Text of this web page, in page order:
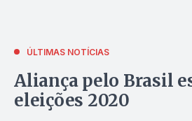
ÚLTIMAS NOTÍCIAS
Aliança pelo Brasil
eleições 2020